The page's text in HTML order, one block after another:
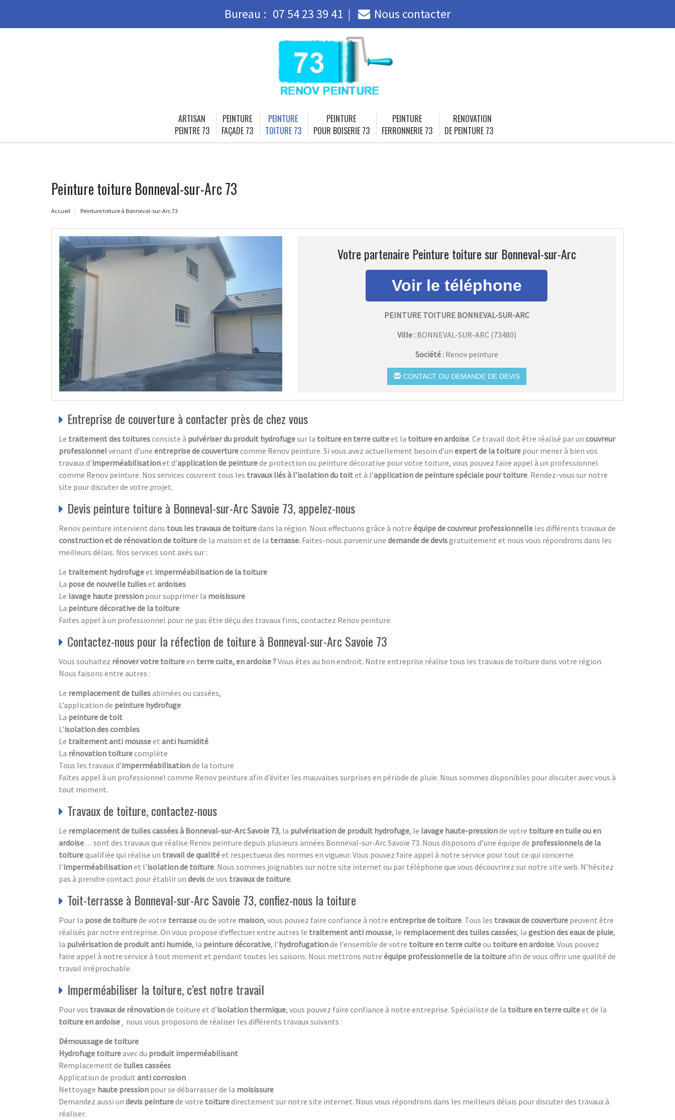
Bureau : 07 54 23 39 41 Nous contacter
ARTISAN
PEINTRE 73
PEINTURE
FAÇADE 73
PEINTURE
TOITURE 73
PEINTURE
POUR BOISERIE 73
PEINTURE
FERRONNERIE 73
RENOVATION
DE PEINTURE 73
Peinture toiture Bonneval-sur-Arc 73
Accueil Peinture toiture à Bonneval-sur-Arc 73
Votre partenaire Peinture toiture sur Bonneval-sur-Arc
PEINTURE TOITURE BONNEVAL-SUR-ARC
Ville : BONNEVAL-SUR-ARC(73480)
Société : Renov peinture
CONTACT OU DEMANDE DE DEVIS
Entreprise de couverture à contacter près de chez vous
Le traitement des toituresconsiste à pulvériser du produit hydrofugesur la toiture en terre cuiteet la toiture en ardoise. Ce travail doit être réalisé par un couvreur
professionnelvenant d’une entreprise de couverturecomme Renov peinture. Si vous avez actuellement besoin d’un expert de la toiture pour mener à bien vos
travaux d’imperméabilisationet d’application de peinturede protection ou peinture décorative pour votre toiture, vous pouvez faire appel à un professionnel
comme Renov peinture. Nos services couvrent tous les travaux liés à l’isolation du toitet à l’application de peinture spéciale pour toiture. Rendez-vous sur notre
site pour discuter de votre projet.
Devis peinture toiture à Bonneval-sur-Arc Savoie 73, appelez-nous
Renov peinture intervient dans tous les travaux de toituredans la région. Nous effectuons grâce à notre équipe de couvreur professionnelle les différents travaux de
construction et de rénovation de toiturede la maison et de la terrasse. Faites-nous parvenir une demande de devisgratuitement et nous vous répondrons dans les
meilleurs délais. Nos services sont axés sur :
Le traitement hydrofugeet imperméabilisation de la toiture
La pose de nouvelle tuileset ardoises
Le lavage haute pression pour supprimer la moisissure
La peinture décorative de la toiture
Faites appel à un professionnel pour ne pas être déçu des travaux finis, contactez Renov peinture.
Contactez-nous pour la réfection de toiture à Bonneval-sur-Arc Savoie 73
Vous souhaitez rénover votre toitureen terre cuite, en ardoise ?Vous êtes au bon endroit. Notre entreprise réalise tous les travaux de toiture dans votre région.
Nous faisons entre autres :
Le remplacement de tuilesabimées ou cassées,
L’application de peinture hydrofuge
La peinture de toit
L’isolation des combles
Le traitement anti mousseet anti humidité
La rénovation toiturecomplète
Tous les travaux d’imperméabilisationde la toiture
Faites appel à un professionnel comme Renov peinture afin d’éviter les mauvaises surprises en période de pluie. Nous sommes disponibles pour discuter avec vous à
tout moment.
Travaux de toiture, contactez-nous
Le remplacement de tuiles cassées à Bonneval-sur-Arc Savoie 73, la pulvérisation de produit hydrofuge, le lavage haute-pressionde votre toiture en tuile ou en
ardoise… sont des travaux que réalise Renov peinture depuis plusieurs années Bonneval-sur-Arc Savoie 73. Nous disposons d’une équipe de professionnels de la
toiturequalifiée qui réalise un travail de qualitéet respectueux des normes en vigueur. Vous pouvez faire appel à notre service pour tout ce qui concerne
l’imperméabilisationet l’isolationde toiture. Nous sommes joignables sur notre site internet ou par téléphone que vous découvrirez sur notre site web. N’hésitez
pas à prendre contact pour établir un devisde vos travaux de toiture.
Toit-terrasse à Bonneval-sur-Arc Savoie 73, confiez-nous la toiture
Pour la pose de toiturede votre terrasseou de votre maison, vous pouvez faire confiance à notre entreprise de toiture. Tous les travaux de couverture peuvent être
réalisés par notre entreprise. On vous propose d’effectuer entre autres le traitement anti mousse, le remplacement des tuiles cassées, la gestion des eaux de pluie,
la pulvérisation de produit anti humide, la peinture décorative, l’hydrofugationde l’ensemble de votre toiture en terre cuiteou toiture en ardoise. Vous pouvez
faire appel à notre service à tout moment et pendant toutes les saisons. Nous mettrons notre équipe professionnelle de la toitureafin de vous offrir une qualité de
travail irréprochable.
Imperméabiliser la toiture, c’est notre travail
Pour vos travaux de rénovationde toiture et d’isolation thermique, vous pouvez faire confiance à notre entreprise. Spécialiste de la toiture en terre cuiteet de la
toiture en ardoise ¸ nous vous proposons de réaliser les différents travaux suivants :
Démoussage de toiture
Hydrofuge toitureavec du produit imperméabilisant
Remplacement de tuiles cassées
Application de produit anti corrosion
Nettoyage haute pression pour se débarrasser de la moisissure
Demandez aussi un devis peinturede votre toituredirectement sur notre site internet. Nous vous répondrons dans les meilleurs délais pour discuter des travaux à
réaliser.